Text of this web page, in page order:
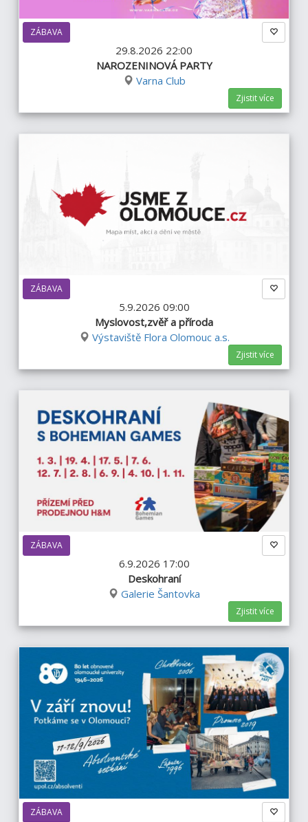
ZÁBAVA
29.8.2026 22:00
NAROZENINOVÁ PARTY
Varna Club
Zjistit více
ZÁBAVA
5.9.2026 09:00
Myslovost,zvěř a příroda
Výstaviště Flora Olomouc a.s.
Zjistit více
ZÁBAVA
6.9.2026 17:00
Deskohraní
Galerie Šantovka
Zjistit více
ZÁBAVA